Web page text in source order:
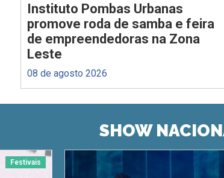
Instituto Pombas Urbanas
promove roda de samba e feira
de empreendedoras na Zona
Leste
08 de agosto 2026
SHOW
Festivais